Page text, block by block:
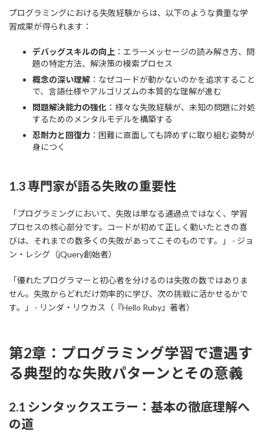
プログラミングにおける失敗経験からは、以下のような貴重な学
習成果が得られます：
デバッグスキルの向上 ：エラーメッセージの読み解き方、問
題の特定方法、解決策の模索プロセス
概念の深い理解 ：なぜコードが動かないのかを追求すること
で、言語仕様やアルゴリズムの本質的な理解が進む
問題解決能力の強化 ：様々な失敗経験が、未知の問題に対処
するためのメンタルモデルを構築する
忍耐力と回復力 ：困難に直面しても諦めずに取り組む姿勢が
身につく
1.3 専門家が語る失敗の重要性
「プログラミングにおいて、失敗は単なる通過点ではなく、学習
プロセスの核心部分です。コードが初めて正しく動いたときの喜
びは、それまでの数多くの失敗があってこそのものです。」 - ジョ
ン・レシグ（jQuery創始者）
「優れたプログラマーと初心者を分けるのは失敗の数ではありま
せん。失敗からどれだけ効率的に学び、次の挑戦に活かせるかで
す。」 - リンダ・リウカス（『Hello Ruby』著者）
第2章：プログラミング学習で遭遇す
る典型的な失敗パターンとその意義
2.1 シンタックスエラー：基本の徹底理解へ
の道